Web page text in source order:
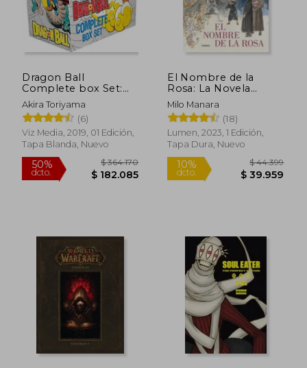
50%
dcto.
$ 275.195
$ 137.597
50%
dcto.
50% $ 188.724 50%
Dragon Ball
Complete box Set:
Vols. 1-16 With
Premium (en Inglés)
Akira Toriyama
(6)
Viz Media, 2019, 01 Edición,
Tapa Blanda, Nuevo
El Nombre de la
Rosa: La Novela
Grafica (Vol. 1 de 2)
Milo Manara
(18)
Lumen, 2023, 1 Edición,
Tapa Dura, Nuevo